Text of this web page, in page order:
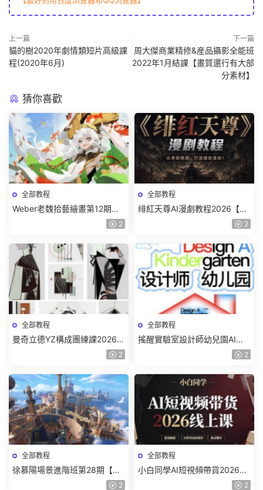
上一篇
貓的樹2020年劇情類短片高級課
程(2020年6月)
下一篇
周大傑商業精修&産品攝影全能班
2022年1月結課【畫質還行有大部
分素材】
猜你喜歡
全部教程
Weber老魏拾藝繪畫第12期角
色特訓班【畫質不錯隻有視
2
全部教程
绯紅天尊AI漫劇教程2026【畫
2
全部教程
曼奇立德YZ構成團練課2026年
8月已結課【畫質高清有課件】
2
全部教程
搖醒實驗室設計師幼兒園AI軟
件基礎課2025【畫質不錯有素
2
全部教程
徐慕陽場景進階班第28期【畫
2
全部教程
小白同學AI短視頻帶貨2026線
2